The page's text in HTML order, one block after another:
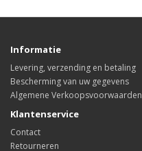
Informatie
Levering, verzending en betaling
Bescherming van uw gegevens
Algemene Verkoopsvoorwaarden
Klantenservice
Contact
Retourneren